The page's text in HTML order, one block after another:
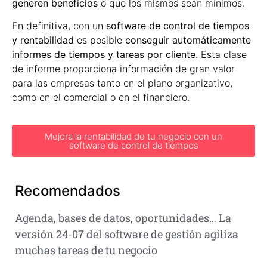
generen beneficios o que los mismos sean mínimos.
En definitiva, con un software de control de tiempos
y rentabilidad es posible conseguir automáticamente
informes de tiempos y tareas por cliente. Esta clase
de informe proporciona información de gran valor
para las empresas tanto en el plano organizativo,
como en el comercial o en el financiero.
Mejora la rentabilidad de tu negocio con un
software de control de tiempos
Recomendados
Agenda, bases de datos, oportunidades… La
versión 24-07 del software de gestión agiliza
muchas tareas de tu negocio